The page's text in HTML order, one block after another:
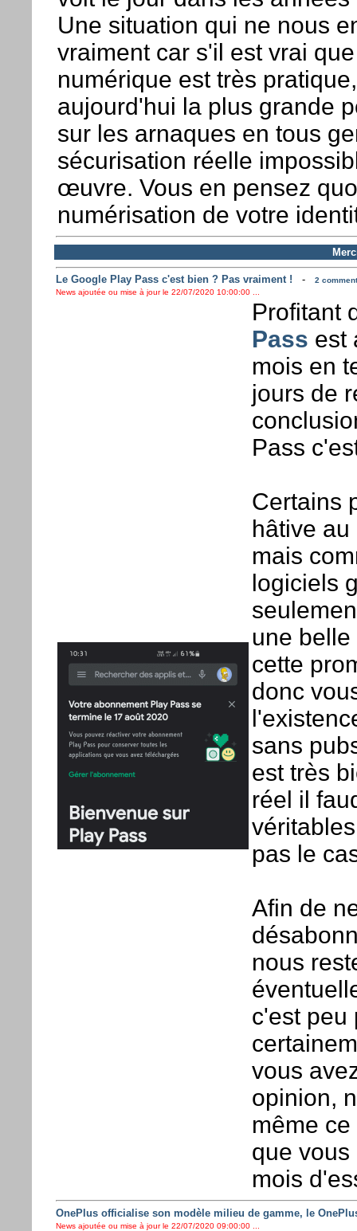
Une situation qui ne nous
vraiment car s'il est vrai
numérique est très
aujourd'hui la plus grande
sur les arnaques en tous
sécurisation réelle
œuvre. Vous en pensez
numérisation de votre
Le Google Play Pass c'est bien ? Pas vraiment ! -
2
News ajoutée ou mise à jour le 22/07/2020 10:00:00 ...
Profitant
Pass est
mois en
jours de
Pass
Certains
hâtive
mais
logiciels
une
cette
donc
sans
est très
réel il
pas le
Afin de
nous
c'est peu
vous
opinion,
même
que vous
mois
OnePlus officialise son modèle milieu de gamme, le
News ajoutée ou mise à jour le 22/07/2020 09:00:00 ...